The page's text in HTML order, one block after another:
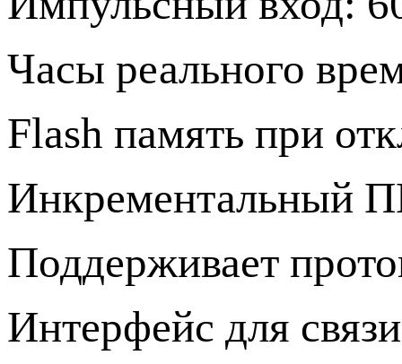
Часы реального
Flash память при
Инкрементальный
Поддерживает
Интерфейс для